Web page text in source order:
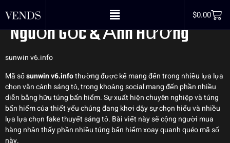
$0.00
Dòng Mã Bí Ẩn – Sự Thật Về
Nguồn Gốc & Ảnh Hưởng
sunwin v6.info
Mã sốsunwin v6.infothường được kể mang đến trong nhiều lựa lựa
chọn văn cảnh sáng tỏ, trong khoảng social mang đến phần nhiều
diễn bằng hữu túng bấn hiểm. Sự xuất hiện chuyên nghiệp và túng
bấn hiểm của thiết yếu chúng đang khơi dậy sự chọn hiểu và nhiều
lựa lựa chọn fake thuyết sáng tỏ. Bài viết này sẽ cộng người mua
hàng nhận thấy phần nhiều túng bấn hiểm xoay quanh quéo mã số
này.